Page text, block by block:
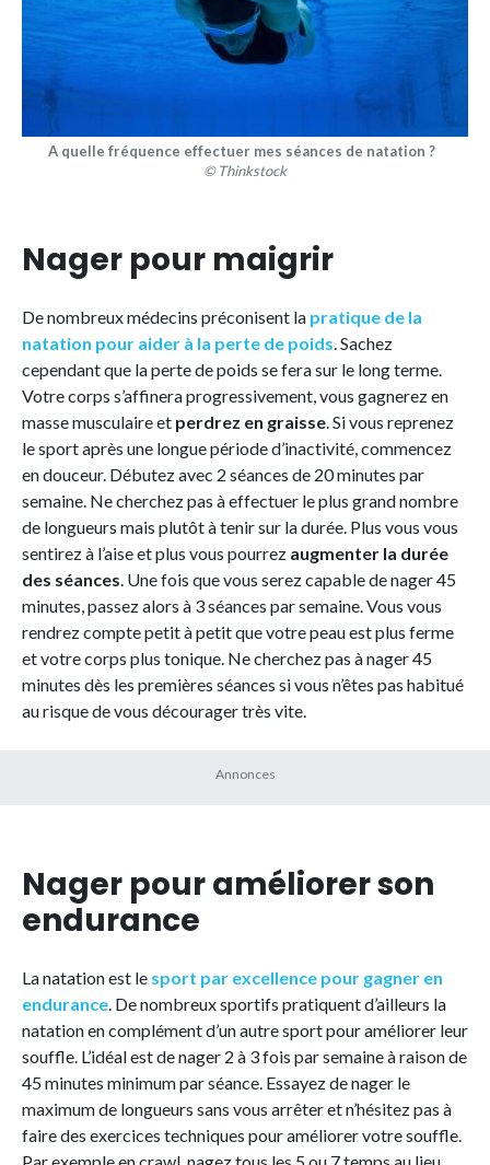
A quelle fréquence effectuer mes séances de natation ?
© Thinkstock
Nager pour maigrir
De nombreux médecins préconisent la pratique de la
natation pour aider à la perte de poids. Sachez
cependant que la perte de poids se fera sur le long terme.
Votre corps s’affinera progressivement, vous gagnerez en
masse musculaire et perdrez en graisse. Si vous reprenez
le sport après une longue période d’inactivité, commencez
en douceur. Débutez avec 2 séances de 20 minutes par
semaine. Ne cherchez pas à effectuer le plus grand nombre
de longueurs mais plutôt à tenir sur la durée. Plus vous vous
sentirez à l’aise et plus vous pourrez augmenter la durée
des séances. Une fois que vous serez capable de nager 45
minutes, passez alors à 3 séances par semaine. Vous vous
rendrez compte petit à petit que votre peau est plus ferme
et votre corps plus tonique. Ne cherchez pas à nager 45
minutes dès les premières séances si vous n’êtes pas habitué
au risque de vous décourager très vite.
Nager pour améliorer son
endurance
La natation est le sport par excellence pour gagner en
endurance. De nombreux sportifs pratiquent d’ailleurs la
natation en complément d’un autre sport pour améliorer leur
souffle. L’idéal est de nager 2 à 3 fois par semaine à raison de
45 minutes minimum par séance. Essayez de nager le
maximum de longueurs sans vous arrêter et n’hésitez pas à
faire des exercices techniques pour améliorer votre souffle.